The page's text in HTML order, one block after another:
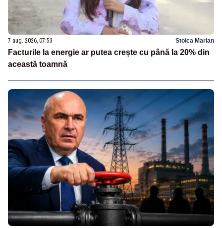
7 aug. 2026, 07:53 Stoica Marian
Facturile la energie ar putea crește cu până la 20% din
această toamnă